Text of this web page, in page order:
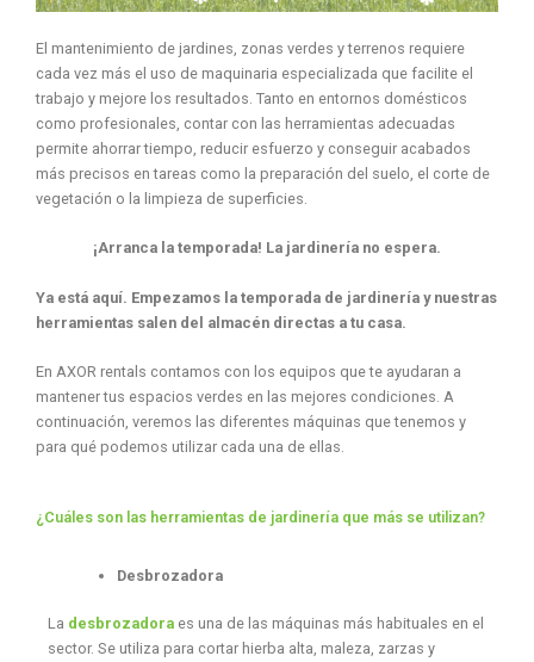
El mantenimiento de jardines, zonas verdes y terrenos requiere
cada vez más el uso de maquinaria especializada que facilite el
trabajo y mejore los resultados. Tanto en entornos domésticos
como profesionales, contar con las herramientas adecuadas
permite ahorrar tiempo, reducir esfuerzo y conseguir acabados
más precisos en tareas como la preparación del suelo, el corte de
vegetación o la limpieza de superficies.
¡Arranca la temporada! La jardinería no espera.
Ya está aquí. Empezamos la temporada de jardinería y nuestras
herramientas salen del almacén directas a tu casa.
En AXOR rentals contamos con los equipos que te ayudaran a
mantener tus espacios verdes en las mejores condiciones. A
continuación, veremos las diferentes máquinas que tenemos y
para qué podemos utilizar cada una de ellas.
¿Cuáles son las herramientas de jardinería que más se utilizan?
Desbrozadora
La desbrozadoraes una de las máquinas más habituales en el
sector. Se utiliza para cortar hierba alta, maleza, zarzas y